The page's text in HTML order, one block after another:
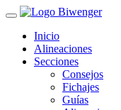
Inicio
Alineaciones
Secciones
Consejos
Fichajes
Guías